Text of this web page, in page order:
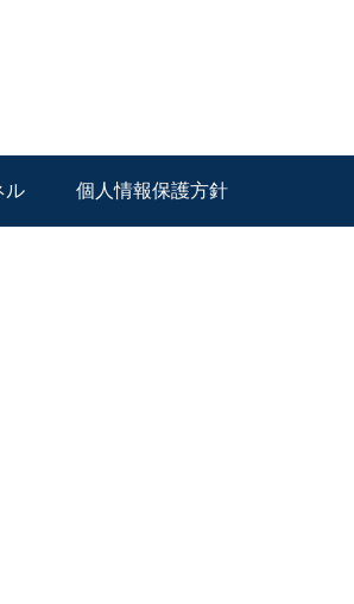
ル 個人情報保護方針